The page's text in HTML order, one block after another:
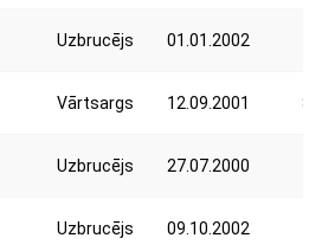
Uzbrucējs 01.01.2002
Vārtsargs 12.09.2001
Uzbrucējs 27.07.2000
Uzbrucējs 09.10.2002